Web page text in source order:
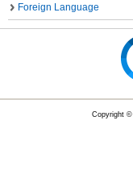
Foreign Language
Copyright ©